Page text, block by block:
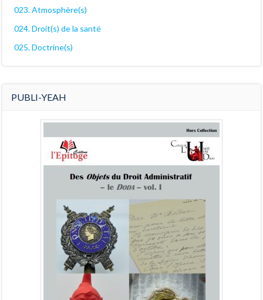
023. Atmosphère(s)
024. Droit(s) de la santé
025. Doctrine(s)
PUBLI-YEAH